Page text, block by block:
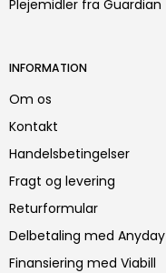
Plejemidler fra Guardian
INFORMATION
Om os
Kontakt
Handelsbetingelser
Fragt og levering
Returformular
Delbetaling med Anyday
Finansiering med Viabill